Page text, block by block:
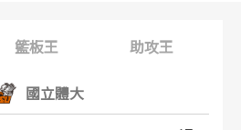
歷屆個人獎得主
歷史數據排行
歷屆個人獎得主
歷史數據排行
籃板王 助攻王
國立體大